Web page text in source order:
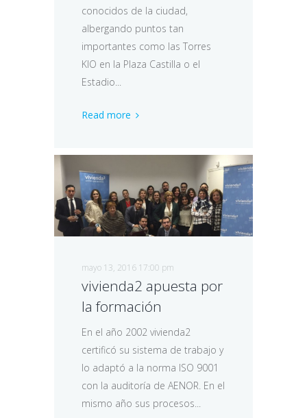
conocidos de la ciudad,
albergando puntos tan
importantes como las Torres
KIO en la Plaza Castilla o el
Estadio...
Read more
mayo 13, 2016 17:00 pm
vivienda2 apuesta por
la formación
En el año 2002 vivienda2
certificó su sistema de trabajo y
lo adaptó a la norma ISO 9001
con la auditoría de AENOR. En el
mismo año sus procesos...